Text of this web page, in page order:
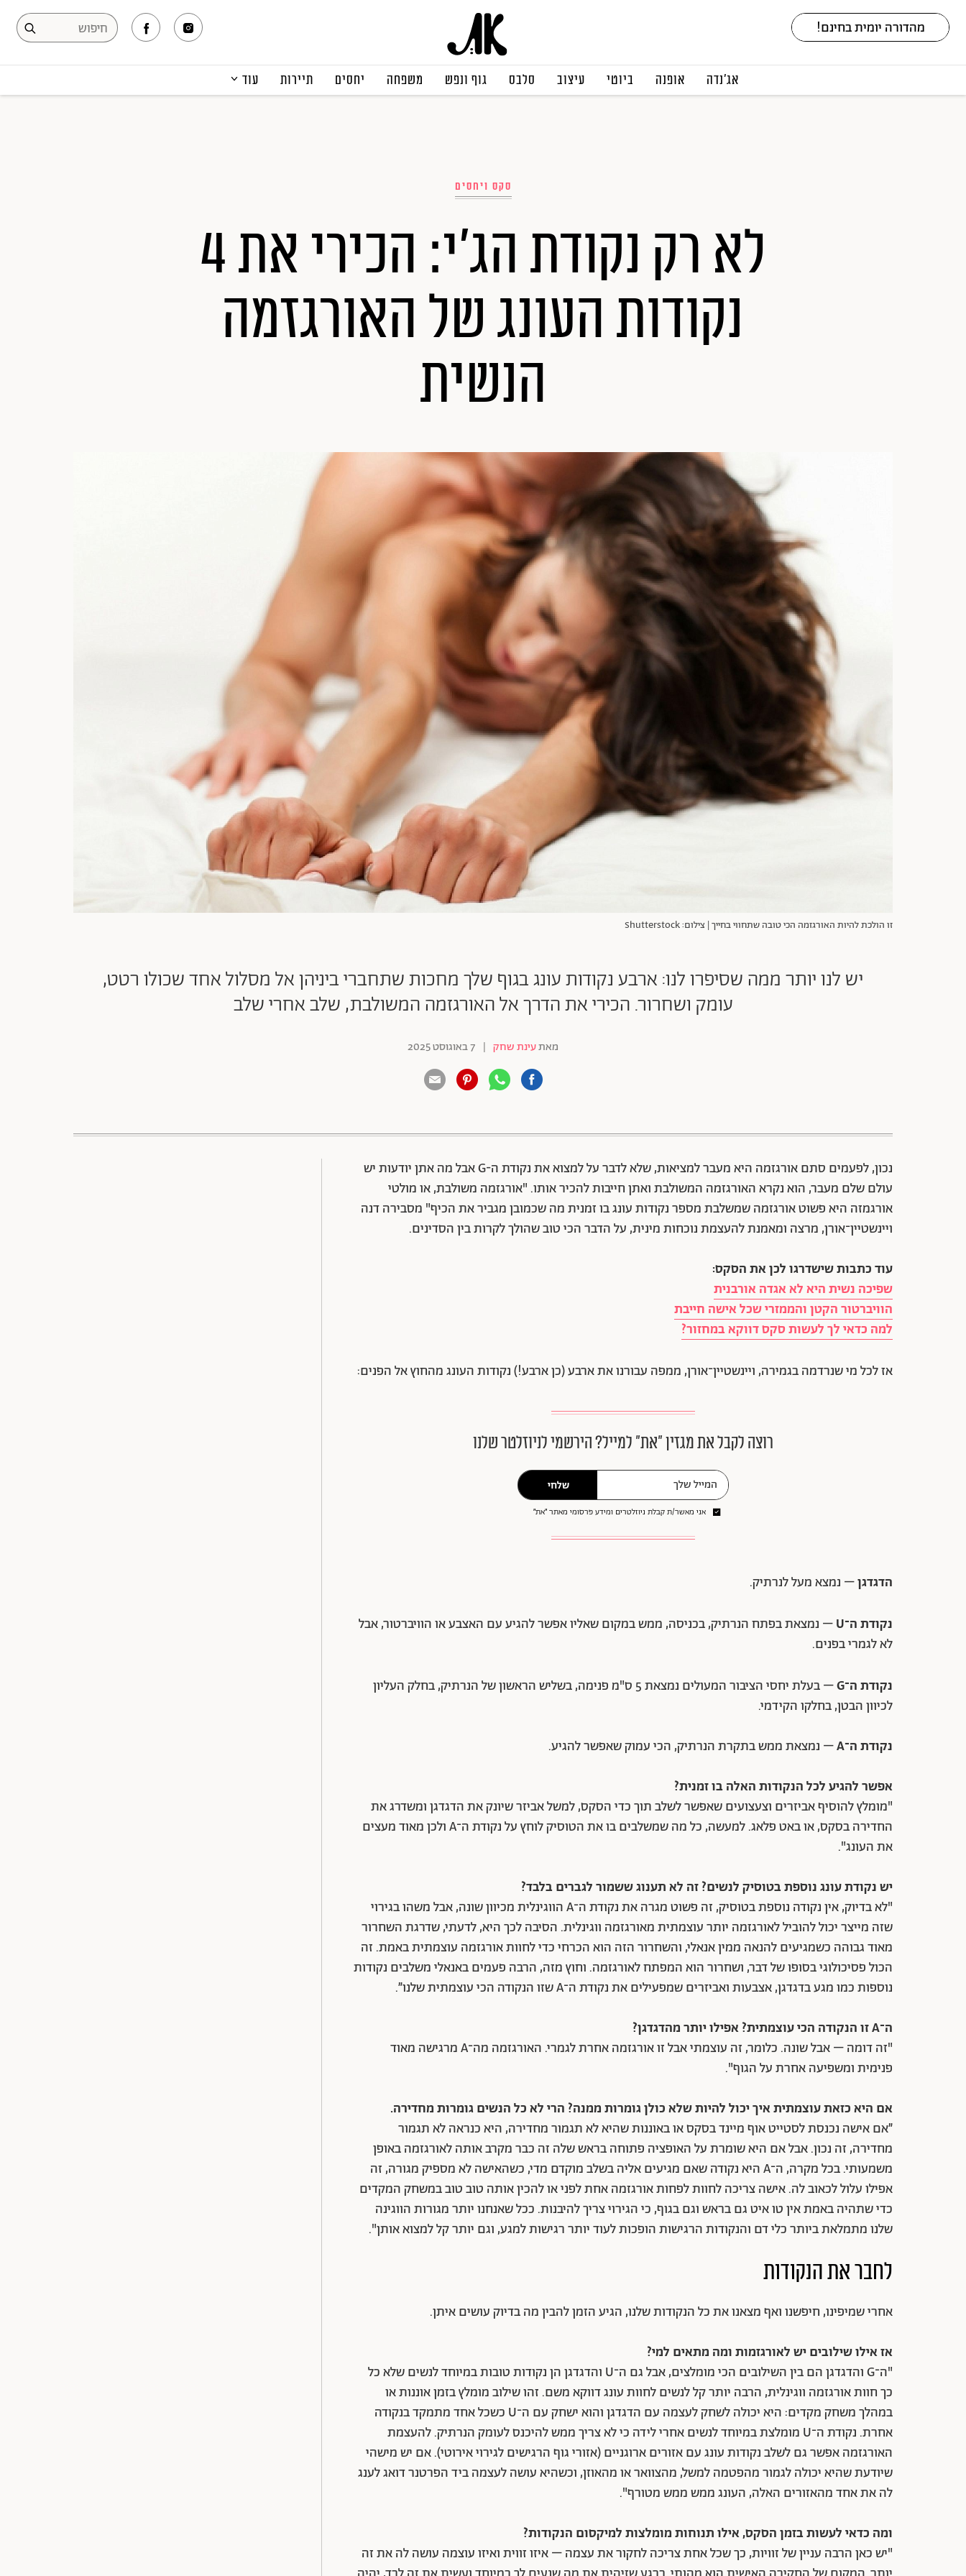
אג׳נדה אופנה ביוטי עיצוב סלבס גוף ונפש משפחה יחסים תיירות עוד
סקס ויחסים
לא רק נקודת הג'י: הכירי את 4
נקודות העונג של האורגזמה
הנשית
זו הולכת להיות האורגזמה הכי טובה שתחווי בחייך | צילום: Shutterstock
יש לנו יותר ממה שסיפרו לנו: ארבע נקודות עונג בגוף שלך מחכות שתחברי ביניהן אל מסלול אחד שכולו רטט,
עומק ושחרור. הכירי את הדרך אל האורגזמה המשולבת, שלב אחרי שלב
מאתעינת שחק | 7 באוגוסט 2025
נכון, לפעמים סתם אורגזמה היא מעבר למציאות, שלא לדבר על למצוא את נקודת ה-G אבל מה אתן יודעות יש
עולם שלם מעבר, הוא נקרא האורגזמה המשולבת ואתן חייבות להכיר אותו. "אורגזמה משולבת, או מולטי
אורגמזה היא פשוט אורגזמה שמשלבת מספר נקודות עונג בו זמנית מה שכמובן מגביר את הכיף" מסבירה דנה
ויינשטיין־אורן, מרצה ומאמנת להעצמת נוכחות מינית, על הדבר הכי טוב שהולך לקרות בין הסדינים.
עוד כתבות שישדרגו לכן את הסקס:
שפיכה נשית היא לא אגדה אורבנית
הוויברטור הקטן והממזרי שכל אישה חייבת
למה כדאי לך לעשות סקס דווקא במחזור?
אז לכל מי שנרדמה בגמירה, ויינשטיין־אורן, ממפה עבורנו את ארבע (כן ארבע!) נקודות העונג מהחוץ אל הפנים:
רוצה לקבל את מגזין ״את״ למייל? הירשמי לניוזלטר שלנו
שלחי
אני מאשר/ת קבלת ניוזלטרים ומידע פרסומי מאתר ״את״
הדגדגן– נמצא מעל לנרתיק.
נקודת ה־U
– נמצאת בפתח הנרתיק, בכניסה, ממש במקום שאליו אפשר להגיע עם האצבע או הוויברטור, אבל
לא לגמרי בפנים.
נקודת ה־G
– בעלת יחסי הציבור המעולים נמצאת 5 ס"מ פנימה, בשליש הראשון של הנרתיק, בחלק העליון
לכיוון הבטן, בחלקו הקידמי.
נקודת ה־A – נמצאת ממש בתקרת הנרתיק, הכי עמוק שאפשר להגיע.
אפשר להגיע לכל הנקודות האלה בו זמנית?
"מומלץ להוסיף אביזרים וצעצועים שאפשר לשלב תוך כדי הסקס, למשל אביזר שיונק את הדגדגן ומשדרג את
החדירה בסקס, או באט פלאג. למעשה, כל מה שמשלבים בו את הטוסיק לוחץ על נקודת ה־A ולכן מאוד מעצים
את העונג".
יש נקודת עונג נוספת בטוסיק לנשים? זה לא תענוג ששמור לגברים בלבד?
"לא בדיוק, אין נקודה נוספת בטוסיק, זה פשוט מגרה את נקודת ה־A הווגינלית מכיוון שונה, אבל משהו בגירוי
שזה מייצר יכול להוביל לאורגזמה יותר עוצמתית מאורגזמה ווגינלית. הסיבה לכך היא, לדעתי, שדרגת השחרור
מאוד גבוהה כשמגיעים להנאה ממין אנאלי, והשחרור הזה הוא הכרחי כדי לחוות אורגזמה עוצמתית באמת. זה
הכול פסיכולוגי בסופו של דבר, ושחרור הוא המפתח לאורגזמה. וחוץ מזה, הרבה פעמים באנאלי משלבים נקודות
נוספות כמו מגע בדגדגן, אצבעות ואביזרים שמפעילים את נקודת ה־A שזו הנקודה הכי עוצמתית שלנו״.
ה־A זו הנקודה הכי עוצמתית? אפילו יותר מהדגדגן?
"זה דומה – אבל שונה. כלומר, זה עוצמתי אבל זו אורגזמה אחרת לגמרי. האורגזמה מה־A מרגישה מאוד
פנימית ומשפיעה אחרת על הגוף".
אם היא כזאת עוצמתית איך יכול להיות שלא כולן גומרות ממנה? הרי לא כל הנשים גומרות מחדירה.
״אם אישה נכנסת לסטייט אוף מיינד בסקס או באוננות שהיא לא תגמור מחדירה, היא כנראה לא תגמור
מחדירה, זה נכון. אבל אם היא שומרת על האופציה פתוחה בראש שלה זה כבר מקרב אותה לאורגזמה באופן
משמעותי. בכל מקרה, ה־A היא נקודה שאם מגיעים אליה בשלב מוקדם מדי, כשהאישה לא מספיק מגורה, זה
אפילו עלול לכאוב לה. אישה צריכה לחוות לפחות אורגזמה אחת לפני או להכין אותה טוב טוב במשחק המקדים
כדי שתהיה באמת אין טו איט גם בראש וגם בגוף, כי הגירוי צריך להיבנות. ככל שאנחנו יותר מגורות הווגינה
שלנו מתמלאת ביותר כלי דם והנקודות הרגישות הופכות לעוד יותר רגישות למגע, וגם יותר קל למצוא אותן".
לחבר את הנקודות
אחרי שמיפינו, חיפשנו ואף מצאנו את כל הנקודות שלנו, הגיע הזמן להבין מה בדיוק עושים איתן.
אז אילו שילובים יש לאורגזמות ומה מתאים למי?
"ה־G והדגדגן הם בין השילובים הכי מומלצים, אבל גם ה־U והדגדגן הן נקודות טובות במיוחד לנשים שלא כל
כך חוות אורגזמה ווגינלית, הרבה יותר קל לנשים לחוות עונג דווקא משם. זהו שילוב מומלץ בזמן אוננות או
במהלך משחק מקדים: היא יכולה לשחק לעצמה עם הדגדגן והוא ישחק עם ה־U כשכל אחד מתמקד בנקודה
אחרת. נקודת ה־U מומלצת במיוחד לנשים אחרי לידה כי לא צריך ממש להיכנס לעומק הנרתיק. להעצמת
האורגזמה אפשר גם לשלב נקודות עונג עם אזורים ארוגניים (אזורי גוף הרגישים לגירוי אירוטי). אם יש מישהי
שיודעת שהיא יכולה לגמור מהפטמה למשל, מהצוואר או מהאוזן, וכשהיא עושה לעצמה ביד הפרטנר דואג לענג
לה את אחד מהאזורים האלה, העונג ממש ממש מטורף".
ומה כדאי לעשות בזמן הסקס, אילו תנוחות מומלצות למיקסום הנקודות?
"יש כאן הרבה עניין של זוויות, כך שכל אחת צריכה לחקור את עצמה – איזו זווית ואיזו עוצמה עושה לה את זה